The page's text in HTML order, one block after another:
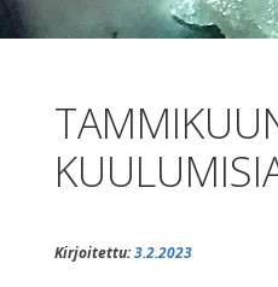
Kirjoitettu:3.2.2023